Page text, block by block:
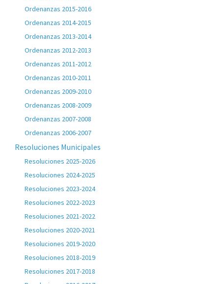
Ordenanzas 2015-2016
Ordenanzas 2014-2015
Ordenanzas 2013-2014
Ordenanzas 2012-2013
Ordenanzas 2011-2012
Ordenanzas 2010-2011
Ordenanzas 2009-2010
Ordenanzas 2008-2009
Ordenanzas 2007-2008
Ordenanzas 2006-2007
Resoluciones Municipales
Resoluciones 2025-2026
Resoluciones 2024-2025
Resoluciones 2023-2024
Resoluciones 2022-2023
Resoluciones 2021-2022
Resoluciones 2020-2021
Resoluciones 2019-2020
Resoluciones 2018-2019
Resoluciones 2017-2018